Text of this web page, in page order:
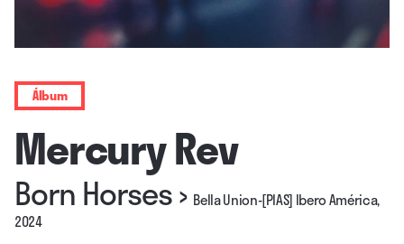
Álbum
Mercury Rev
Born Horses› Bella Union-[PIAS] Ibero América,
2024